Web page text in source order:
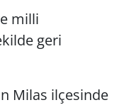
milli
geri
Milas ilçesinde